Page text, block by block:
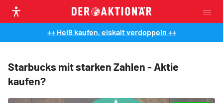
++ Heiß kaufen, eiskalt verdoppeln ++
Starbucks mit starken Zahlen - Aktie
kaufen?